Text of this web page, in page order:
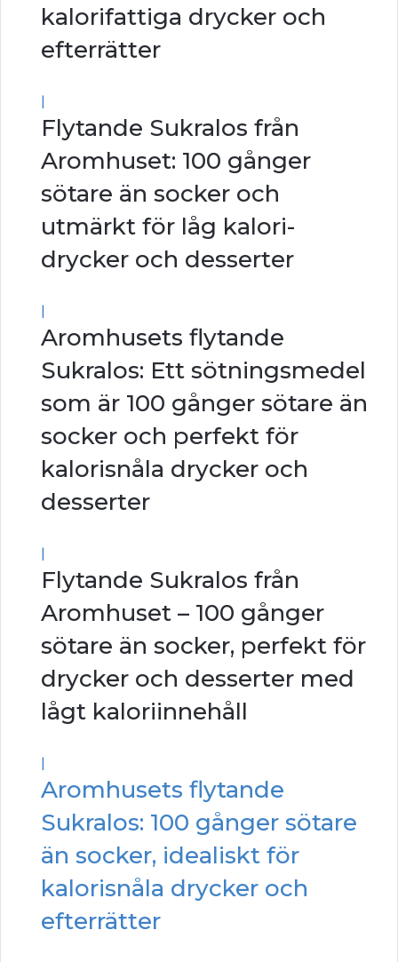
kalorifattiga drycker och
efterrätter
|
Flytande Sukralos från
Aromhuset: 100 gånger
sötare än socker och
utmärkt för låg kalori-
drycker och desserter
|
Aromhusets flytande
Sukralos: Ett sötningsmedel
som är 100 gånger sötare än
socker och perfekt för
kalorisnåla drycker och
desserter
|
Flytande Sukralos från
Aromhuset – 100 gånger
sötare än socker, perfekt för
drycker och desserter med
lågt kaloriinnehåll
|
Aromhusets flytande
Sukralos: 100 gånger sötare
än socker, idealiskt för
kalorisnåla drycker och
efterrätter